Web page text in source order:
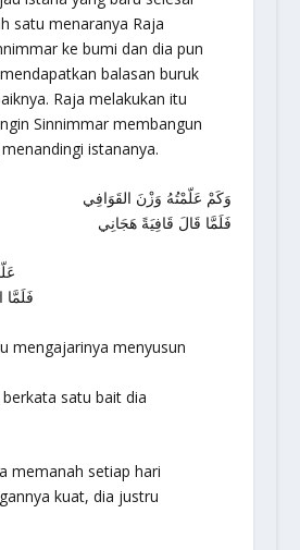
satu menaranya Raja
ke bumi dan dia pun
balasan buruk
Raja melakukan itu
Sinnimmar membangun
istananya.
وَكَمْ عَلّمْتُهُ وَزْنَ القَوَافِي
فَلَمَّا قَالَ قَافِيَةً هَجَانِي
mengajarinya menyusun
satu bait dia
memanah setiap hari
kuat, dia justru